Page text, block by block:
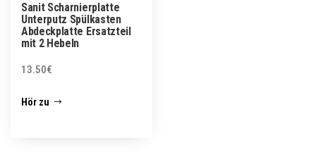
Sanit Scharnierplatte
Unterputz Spülkasten
Abdeckplatte Ersatzteil
mit 2 Hebeln
13.50€
Hör zu